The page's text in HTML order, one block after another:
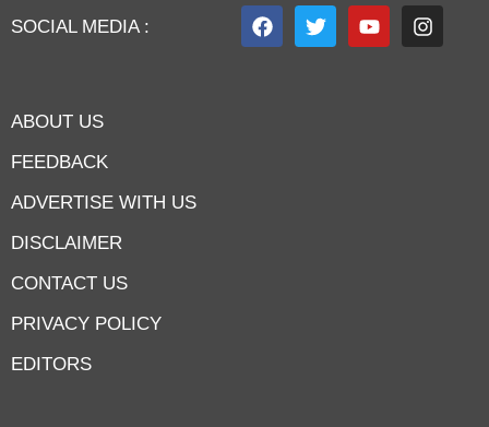
SOCIAL MEDIA :
ABOUT US
FEEDBACK
ADVERTISE WITH US
DISCLAIMER
CONTACT US
PRIVACY POLICY
EDITORS